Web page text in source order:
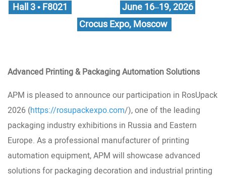
Hall 3 • F8021
June 16–19, 2026
Crocus Expo, Moscow
Advanced Printing & Packaging Automation Solutions
APM is pleased to announce our participation in RosUpack
2026 (https://rosupackexpo.com/), one of the leading
packaging industry exhibitions in Russia and Eastern
Europe. As a professional manufacturer of printing
automation equipment, APM will showcase advanced
solutions for packaging decoration and industrial printing